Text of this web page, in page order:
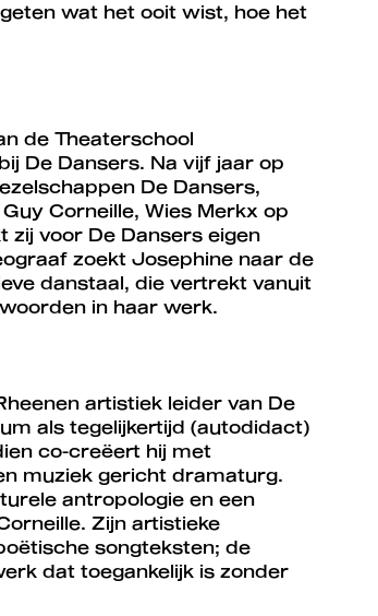
wat het ooit wist, hoe het
de Theaterschool
De Dansers. Na vijf jaar op
De Dansers,
Corneille, Wies Merkx op
zij voor De Dansers eigen
zoekt Josephine naar de
danstaal, die vertrekt vanuit
in haar werk.
artistiek leider van De
als tegelijkertijd (autodidact)
co-creëert hij met
muziek gericht dramaturg.
antropologie en een
Zijn artistieke
songteksten; de
dat toegankelijk is zonder